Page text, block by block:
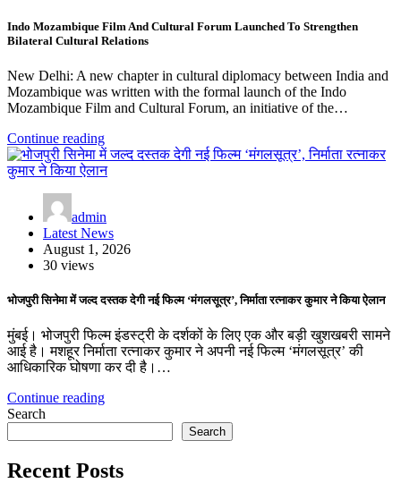
Indo Mozambique Film And Cultural Forum Launched To Strengthen
Bilateral Cultural Relations
New Delhi: A new chapter in cultural diplomacy between India and
Mozambique was written with the formal launch of the Indo
Mozambique Film and Cultural Forum, an initiative of the…
Continue reading
admin
Latest News
August 1, 2026
30 views
भोजपुरी सिनेमा में जल्द दस्तक देगी नई फिल्म ‘मंगलसूत्र’, निर्माता रत्नाकर कुमार ने किया ऐलान
मुंबई। भोजपुरी फिल्म इंडस्ट्री के दर्शकों के लिए एक और बड़ी खुशखबरी सामने
आई है। मशहूर निर्माता रत्नाकर कुमार ने अपनी नई फिल्म ‘मंगलसूत्र’ की
आधिकारिक घोषणा कर दी है।…
Continue reading
Search
Search
Recent Posts